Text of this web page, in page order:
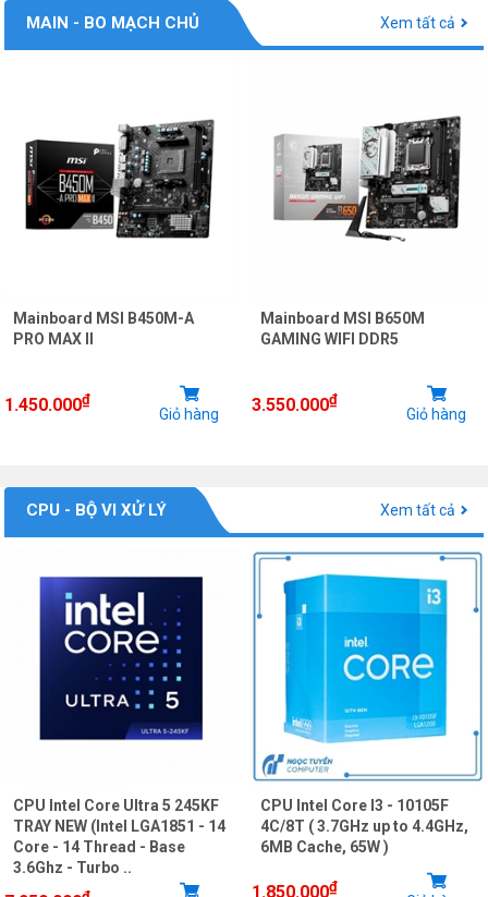
MAIN - BO MẠCH CHỦ Xem tất cả
Mainboard MSI B450M-A
PRO MAX II
1.450.000₫
Giỏ hàng
Mainboard MSI B650M
GAMING WIFI DDR5
3.550.000₫
Giỏ hàng
CPU - BỘ VI XỬ LÝ Xem tất cả
CPU Intel Core Ultra 5 245KF
TRAY NEW (Intel LGA1851 - 14
Core - 14 Thread - Base
3.6Ghz - Turbo ..
CPU Intel Core I3 - 10105F
4C/8T ( 3.7GHz up to 4.4GHz,
6MB Cache, 65W )
1.850.000₫